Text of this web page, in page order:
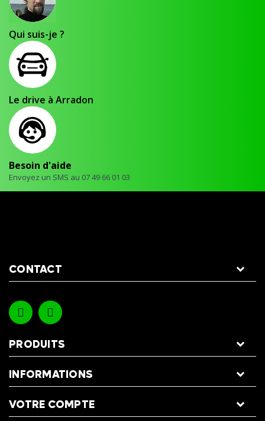
Qui suis-je ?
Le drive à Arradon
Besoin d'aide
Envoyez un SMS au 07 49 66 01 03
CONTACT
PRODUITS
INFORMATIONS
VOTRE COMPTE